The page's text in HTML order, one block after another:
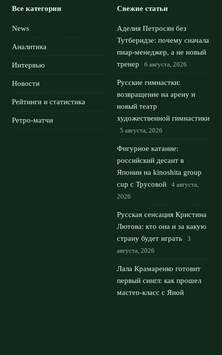
Все категории
News
Аналитика
Интервью
Новости
Рейтинги и статистика
Ретро-матчи
Свежие статьи
Аделия Петросян без
Тутберидзе: почему сначала
пиар-менеджер, а не новый
тренер
6 августа, 2026
Русские гимнастки:
возвращение на арену и
новый театр
художественной гимнастики
5 августа, 2026
Фигурное катание:
российский десант в
Японии на kinoshita group
cup с Трусовой
4 августа,
2026
Русская сенсация Кристина
Лютова: кто она и за какую
страну будет играть
3
августа, 2026
Лала Крамаренко готовит
первый сингл: как прошел
мастер‑класс с Яной